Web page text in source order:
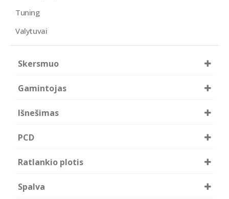
Tuning
Valytuvai
Skersmuo
Gamintojas
RC-DESIGN
Išnešimas
PCD
Ratlankio plotis
Spalva